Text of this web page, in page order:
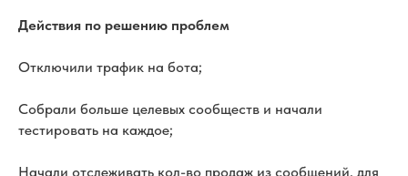
Действия по решению проблем
Отключили трафик на бота;
Собрали больше целевых сообществ и начали
тестировать на каждое;
Начали отслеживать кол-во продаж из сообщений, для